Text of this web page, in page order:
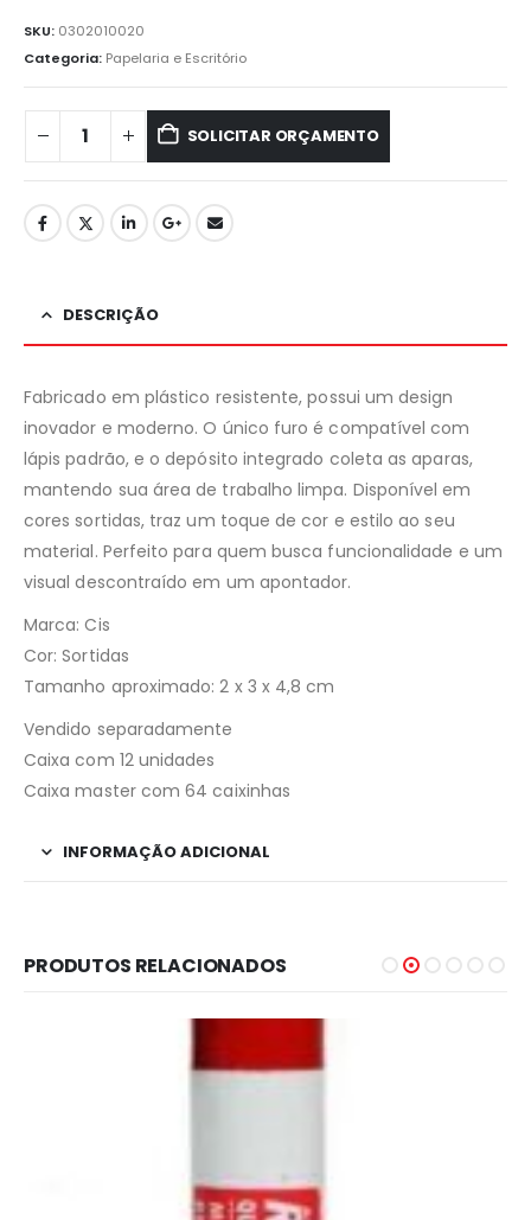
SKU: 0302010020
Categoria: Papelaria e Escritório
SOLICITAR ORÇAMENTO
DESCRIÇÃO
Fabricado em plástico resistente, possui um design
inovador e moderno. O único furo é compatível com
lápis padrão, e o depósito integrado coleta as aparas,
mantendo sua área de trabalho limpa. Disponível em
cores sortidas, traz um toque de cor e estilo ao seu
material. Perfeito para quem busca funcionalidade e um
visual descontraído em um apontador.
Marca: Cis
Cor: Sortidas
Tamanho aproximado: 2 x 3 x 4,8 cm
Vendido separadamente
Caixa com 12 unidades
Caixa master com 64 caixinhas
INFORMAÇÃO ADICIONAL
PRODUTOS RELACIONADOS